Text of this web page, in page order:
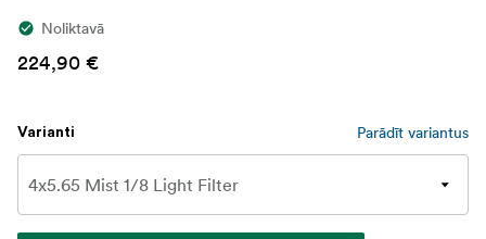
Noliktavā
224,90 €
Varianti Parādīt variantus